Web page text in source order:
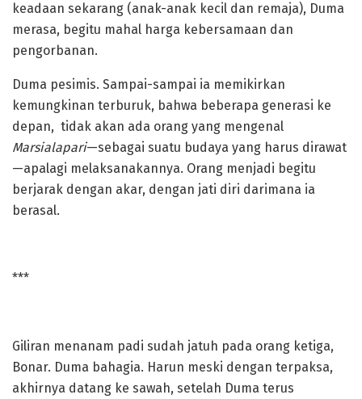
keadaan sekarang (anak-anak kecil dan remaja), Duma
merasa, begitu mahal harga kebersamaan dan
pengorbanan.
Duma pesimis. Sampai-sampai ia memikirkan
kemungkinan terburuk, bahwa beberapa generasi ke
depan, tidak akan ada orang yang mengenal
Marsialapari—sebagai suatu budaya yang harus dirawat
—apalagi melaksanakannya. Orang menjadi begitu
berjarak dengan akar, dengan jati diri darimana ia
berasal.
***
Giliran menanam padi sudah jatuh pada orang ketiga,
Bonar. Duma bahagia. Harun meski dengan terpaksa,
akhirnya datang ke sawah, setelah Duma terus